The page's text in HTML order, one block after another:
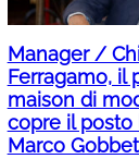
Manager /
Ferragamo, il
maison di
copre il posto
Marco